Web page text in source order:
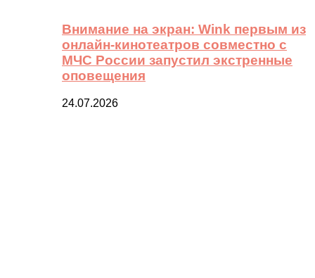
Внимание на экран: Wink первым из
онлайн-кинотеатров совместно с
МЧС России запустил экстренные
оповещения
24.07.2026